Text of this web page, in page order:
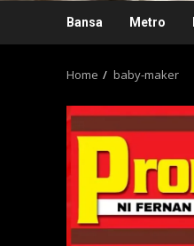
Bansa Metro
Home baby-maker